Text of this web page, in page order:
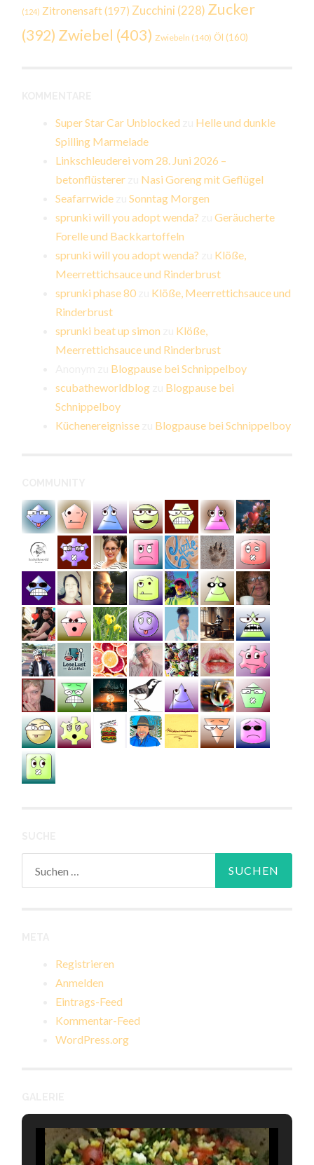
(124) Zitronensaft(197) Zucchini (228) Zucker
(392) Zwiebel (403) Zwiebeln (140) Öl (160)
Super Star Car Unblocked
Helle und dunkle
Spilling Marmelade
Linkschleuderei vom 28. Juni 2026 –
betonflüsterer
Nasi Goreng mit Geflügel
Seafarrwide zuSonntag Morgen
sprunki will you adopt wenda? zuGeräucherte
Forelle und Backkartoffeln
sprunki will you adopt wenda?
Klöße,
Meerrettichsauce und Rinderbrust
sprunki phase 80
Klöße, Meerrettichsauce und
Rinderbrust
sprunki beat up simon
Klöße,
Meerrettichsauce und Rinderbrust
Blogpause bei Schnippelboy
scubatheworldblog
Blogpause bei
Schnippelboy
Küchenereignisse
Blogpause bei Schnippelboy
Registrieren
Anmelden
Eintrags-Feed
Kommentar-Feed
WordPress.org